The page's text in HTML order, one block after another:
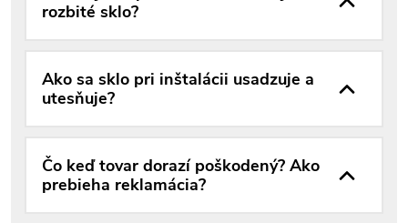
rozbité sklo?
Ako sa sklo pri inštalácii usadzuje a
utesňuje?
Čo keď tovar dorazí poškodený? Ako
prebieha reklamácia?